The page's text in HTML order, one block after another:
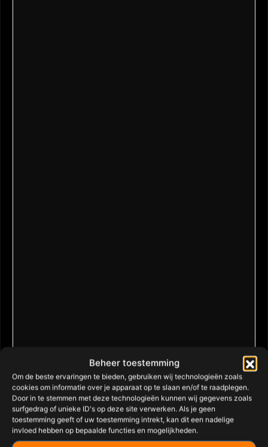
Beheer toestemming
Om de beste ervaringen te bieden, gebruiken wij technologieën zoals
cookies om informatie over je apparaat op te slaan en/of te raadplegen.
Door in te stemmen met deze technologieën kunnen wij gegevens zoals
surfgedrag of unieke ID's op deze site verwerken. Als je geen
toestemming geeft of uw toestemming intrekt, kan dit een nadelige
invloed hebben op bepaalde functies en mogelijkheden.